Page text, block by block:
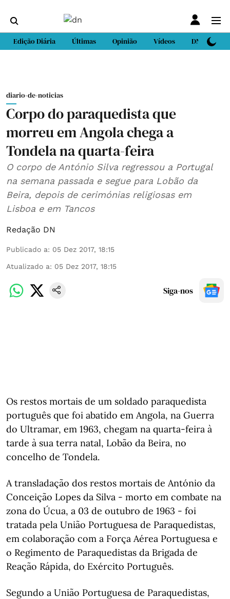
Edição Diária Últimas Opinião Vídeos DN Sport
diario-de-noticias
Corpo do paraquedista que
morreu em Angola chega a
Tondela na quarta-feira
O corpo de António Silva regressou a Portugal
na semana passada e segue para Lobão da
Beira, depois de cerimónias religiosas em
Lisboa e em Tancos
Redação DN
Publicado a: 05 Dez 2017, 18:15
Atualizado a: 05 Dez 2017, 18:15
Siga-nos
Os restos mortais de um soldado paraquedista
português que foi abatido em Angola, na Guerra
do Ultramar, em 1963, chegam na quarta-feira à
tarde à sua terra natal, Lobão da Beira, no
concelho de Tondela.
A transladação dos restos mortais de António da
Conceição Lopes da Silva - morto em combate na
zona do Úcua, a 03 de outubro de 1963 - foi
tratada pela União Portuguesa de Paraquedistas,
em colaboração com a Força Aérea Portuguesa e
o Regimento de Paraquedistas da Brigada de
Reação Rápida, do Exército Português.
Segundo a União Portuguesa de Paraquedistas,